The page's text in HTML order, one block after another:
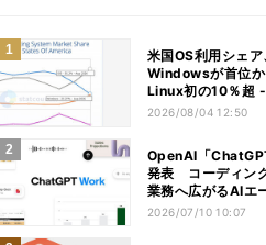
米国OS利用シェア
Windowsが首位
Linux初の10％超 -
ェントが影響か
2026/08/04 12:50
OpenAI「
発表 コーディン
業務へ広がるAIエ
競争
2026/07/10 10:07